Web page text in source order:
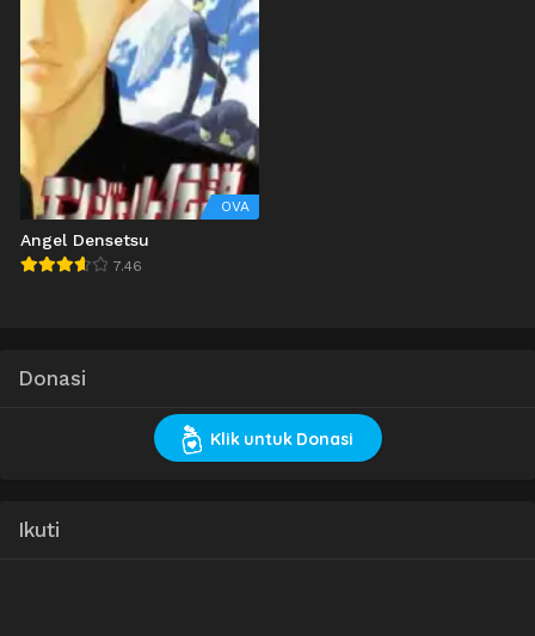
OVA
Angel Densetsu
7.46
Donasi
Klik untuk Donasi
Ikuti